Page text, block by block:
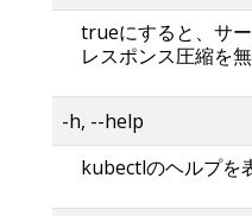
trueにすると、サ
レスポンス圧縮を
-h, --help
kubectlのヘルプを